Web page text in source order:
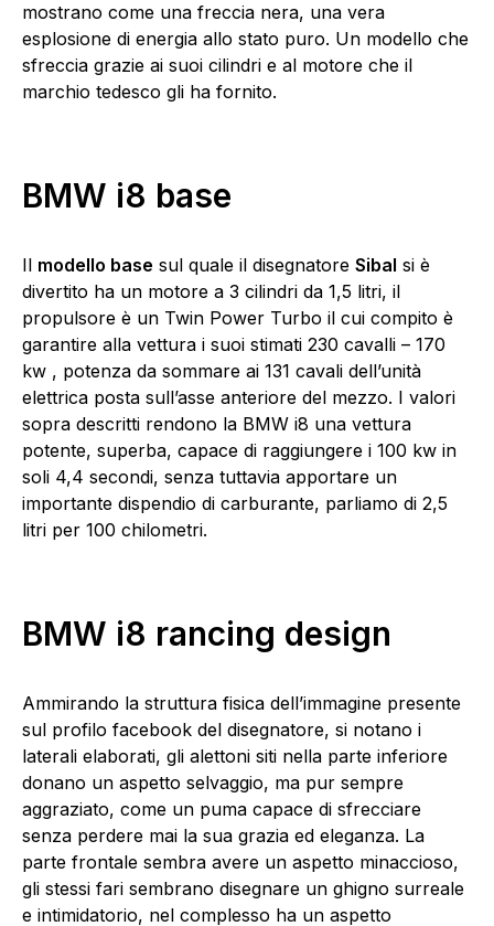
mostrano come una freccia nera, una vera
esplosione di energia allo stato puro. Un modello che
sfreccia grazie ai suoi cilindri e al motore che il
marchio tedesco gli ha fornito.
BMW i8 base
Il modello base sul quale il disegnatore Sibal si è
divertito ha un motore a 3 cilindri da 1,5 litri, il
propulsore è un Twin Power Turbo il cui compito è
garantire alla vettura i suoi stimati 230 cavalli – 170
kw , potenza da sommare ai 131 cavali dell’unità
elettrica posta sull’asse anteriore del mezzo. I valori
sopra descritti rendono la BMW i8 una vettura
potente, superba, capace di raggiungere i 100 kw in
soli 4,4 secondi, senza tuttavia apportare un
importante dispendio di carburante, parliamo di 2,5
litri per 100 chilometri.
BMW i8 rancing design
Ammirando la struttura fisica dell’immagine presente
sul profilo facebook del disegnatore, si notano i
laterali elaborati, gli alettoni siti nella parte inferiore
donano un aspetto selvaggio, ma pur sempre
aggraziato, come un puma capace di sfrecciare
senza perdere mai la sua grazia ed eleganza. La
parte frontale sembra avere un aspetto minaccioso,
gli stessi fari sembrano disegnare un ghigno surreale
e intimidatorio, nel complesso ha un aspetto